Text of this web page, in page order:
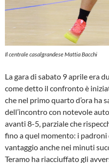
Il centrale casalgrandese Mattia Bacchi
La gara di sabato 9 aprile era
come detto il confronto è
che nel primo quarto d’ora ha
dell’incontro con notevole
avanti 8-5, parziale che
fino a quel momento: i padroni
vantaggio anche nei minuti
Teramo ha riacciuffato gli